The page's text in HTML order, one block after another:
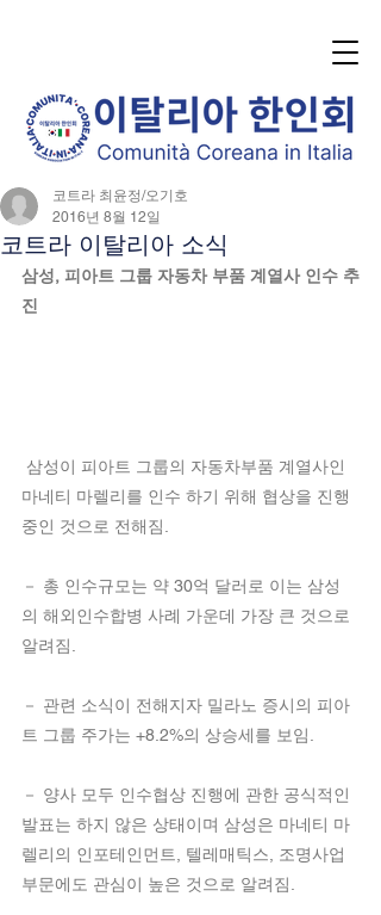
코트라 이탈리아 소식
코트라 최윤정/오기호
2016년 8월 12일
삼성, 피아트 그룹 자동차 부품 계열사 인수 추
진
마네티 마렐리를 인수 하기 위해 협상을 진행
중인 것으로 전해짐.
－ 총 인수규모는 약 30억 달러로 이는 삼성
의 해외인수합병 사례 가운데 가장 큰 것으로
알려짐.
－ 관련 소식이 전해지자 밀라노 증시의 피아
트 그룹 주가는 +8.2%의 상승세를 보임.
－ 양사 모두 인수협상 진행에 관한 공식적인
발표는 하지 않은 상태이며 삼성은 마네티 마
렐리의 인포테인먼트, 텔레매틱스, 조명사업
부문에도 관심이 높은 것으로 알려짐.